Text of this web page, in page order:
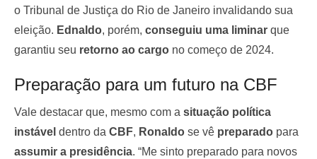
o Tribunal de Justiça do Rio de Janeiro invalidando sua
eleição. Ednaldo, porém, conseguiu uma liminar que
garantiu seu retorno ao cargo no começo de 2024.
Preparação para um futuro na CBF
Vale destacar que, mesmo com a situação política
instável dentro da CBF, Ronaldo se vê preparado para
assumir a presidência. “Me sinto preparado para novos